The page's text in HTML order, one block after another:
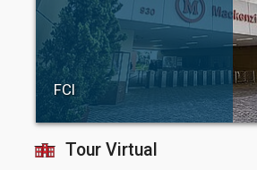
FCI
Tour Virtual